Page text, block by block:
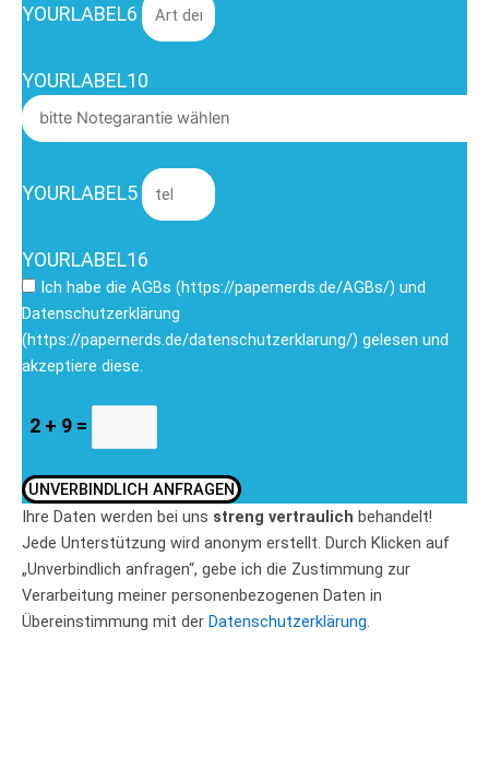
YOURLABEL6
YOURLABEL10
YOURLABEL5
YOURLABEL16
Ich habe die AGBs (https://papernerds.de/AGBs/) und
Datenschutzerklärung
(https://papernerds.de/datenschutzerklarung/) gelesen und
akzeptiere diese.
2 + 9 =
UNVERBINDLICH ANFRAGEN
Ihre Daten werden bei uns streng vertraulich behandelt!
Jede Unterstützung wird anonym erstellt. Durch Klicken auf
„Unverbindlich anfragen“, gebe ich die Zustimmung zur
Verarbeitung meiner personenbezogenen Daten in
Übereinstimmung mit der Datenschutzerklärung.